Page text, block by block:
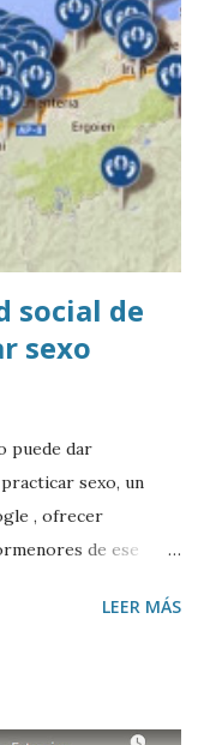
social de
sexo
puede dar
sexo, un
, ofrecer
de ese
LEER MÁS